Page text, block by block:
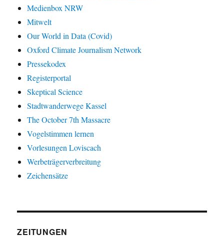
Medienbox NRW
Mitwelt
Our World in Data (Covid)
Oxford Climate Journalism Network
Pressekodex
Registerportal
Skeptical Science
Stadtwanderwege Kassel
The October 7th Massacre
Vogelstimmen lernen
Vorlesungen Loviscach
Werbeträgerverbreitung
Zeichensätze
ZEITUNGEN